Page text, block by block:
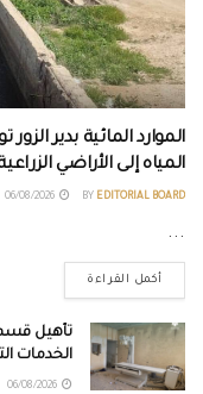
الموارد المائية بدير
المياه إلى الأراضي
BY EDITORIAL BOARD
...
أكمل القراءة
تأهيل قسم
الخدمات